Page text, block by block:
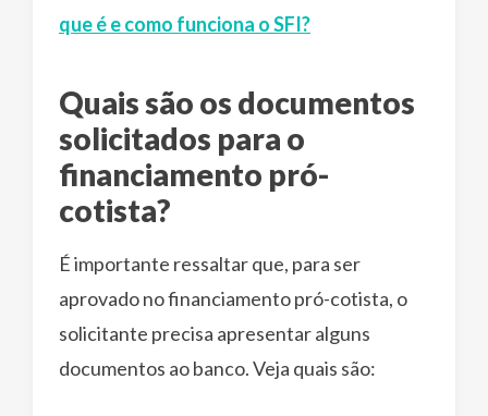
que é e como funciona o SFI?
Quais são os documentos
solicitados para o
financiamento pró-
cotista?
É importante ressaltar que, para ser
aprovado no financiamento pró-cotista, o
solicitante precisa apresentar alguns
documentos ao banco. Veja quais são: